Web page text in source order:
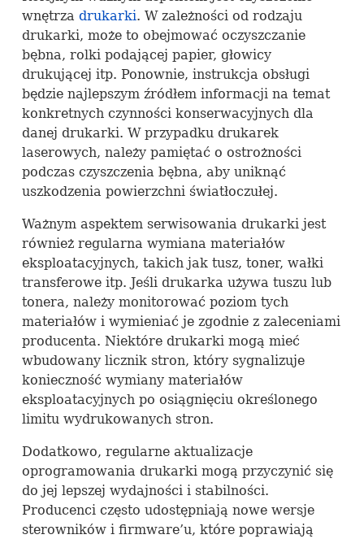
wnętrza drukarki. W zależności od rodzaju
drukarki, może to obejmować oczyszczanie
bębna, rolki podającej papier, głowicy
drukującej itp. Ponownie, instrukcja obsługi
będzie najlepszym źródłem informacji na temat
konkretnych czynności konserwacyjnych dla
danej drukarki. W przypadku drukarek
laserowych, należy pamiętać o ostrożności
podczas czyszczenia bębna, aby uniknąć
uszkodzenia powierzchni światłoczułej.
Ważnym aspektem serwisowania drukarki jest
również regularna wymiana materiałów
eksploatacyjnych, takich jak tusz, toner, wałki
transferowe itp. Jeśli drukarka używa tuszu lub
tonera, należy monitorować poziom tych
materiałów i wymieniać je zgodnie z zaleceniami
producenta. Niektóre drukarki mogą mieć
wbudowany licznik stron, który sygnalizuje
konieczność wymiany materiałów
eksploatacyjnych po osiągnięciu określonego
limitu wydrukowanych stron.
Dodatkowo, regularne aktualizacje
oprogramowania drukarki mogą przyczynić się
do jej lepszej wydajności i stabilności.
Producenci często udostępniają nowe wersje
sterowników i firmware’u, które poprawiają